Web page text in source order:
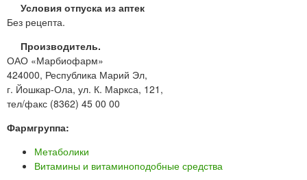
Условия отпуска из аптек
Без рецепта.
Производитель.
ОАО «Марбиофарм»
424000, Республика Марий Эл,
г. Йошкар-Ола, ул. К. Маркса, 121,
тел/факс (8362) 45 00 00
Фармгруппа:
Метаболики
Витамины и витаминоподобные средства